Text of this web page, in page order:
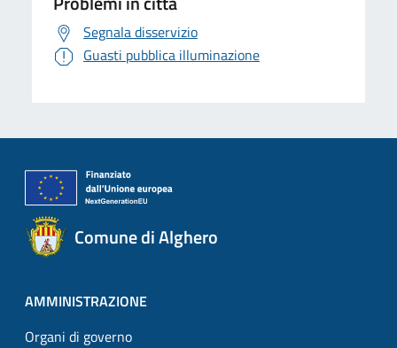
Segnala disservizio
Guasti pubblica illuminazione
Comune di Alghero
AMMINISTRAZIONE
Organi di governo